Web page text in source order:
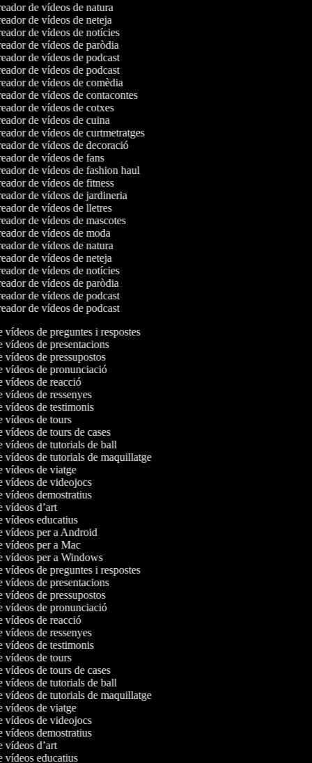
de vídeos de natura
de vídeos de neteja
de vídeos de notícies
de vídeos de paròdia
de vídeos de podcast
de vídeos de podcast
de vídeos de comèdia
de vídeos de contacontes
de vídeos de cotxes
de vídeos de cuina
de vídeos de curtmetratges
de vídeos de decoració
de vídeos de fans
de vídeos de fashion haul
de vídeos de fitness
de vídeos de jardineria
de vídeos de lletres
de vídeos de mascotes
de vídeos de moda
de vídeos de natura
de vídeos de neteja
de vídeos de notícies
de vídeos de paròdia
de vídeos de podcast
de vídeos de podcast
vídeos de preguntes i respostes
vídeos de presentacions
vídeos de pressupostos
vídeos de pronunciació
vídeos de reacció
vídeos de ressenyes
vídeos de testimonis
vídeos de tours
vídeos de tours de cases
vídeos de tutorials de ball
vídeos de tutorials de maquillatge
vídeos de viatge
vídeos de videojocs
vídeos demostratius
vídeos d’art
vídeos educatius
vídeos per a Android
vídeos per a Mac
vídeos per a Windows
vídeos de preguntes i respostes
vídeos de presentacions
vídeos de pressupostos
vídeos de pronunciació
vídeos de reacció
vídeos de ressenyes
vídeos de testimonis
vídeos de tours
vídeos de tours de cases
vídeos de tutorials de ball
vídeos de tutorials de maquillatge
vídeos de viatge
vídeos de videojocs
vídeos demostratius
vídeos d’art
vídeos educatius